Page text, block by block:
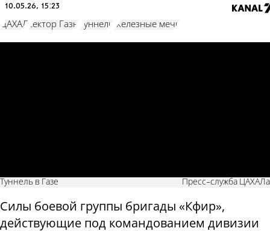
10.05.26, 15:23
ЦАХАЛ сектор Газы туннели Железные мечи
Туннель в Газе Пресс-служба ЦАХАЛа
Силы боевой группы бригады «Кфир»,
действующие под командованием дивизии